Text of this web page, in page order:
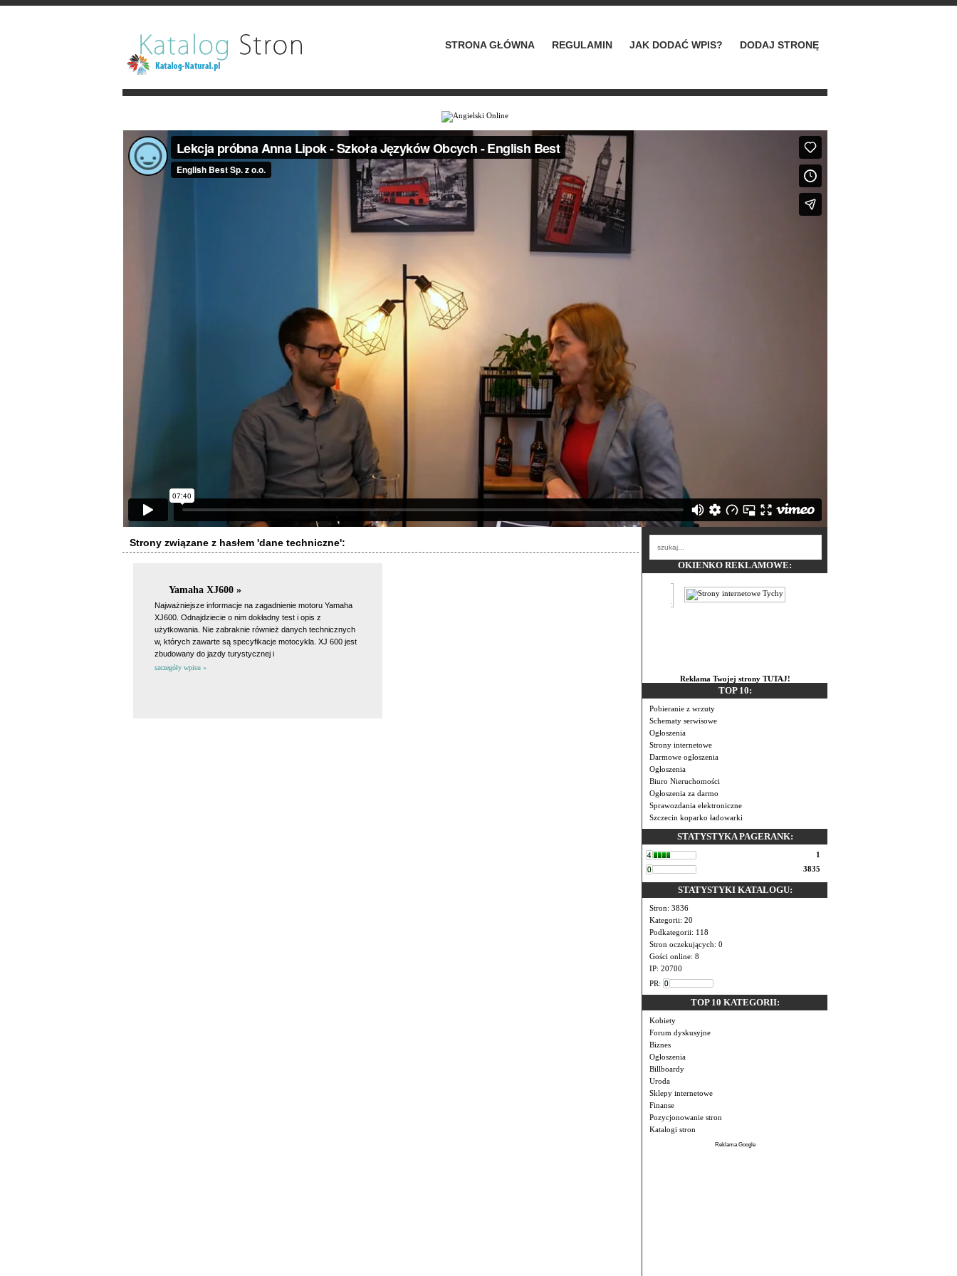
STRONA GŁÓWNA REGULAMIN JAK DODAĆ WPIS? DODAJ STRONĘ
OKIENKO REKLAMOWE:
Reklama Twojej strony TUTAJ!
TOP 10:
Pobieranie z wrzuty
Schematy serwisowe
Ogłoszenia
Strony internetowe
Darmowe ogłoszenia
Ogłoszenia
Biuro Nieruchomości
Ogłoszenia za darmo
Sprawozdania elektroniczne
Szczecin koparko ładowarki
STATYSTYKA PAGERANK:
1
3835
STATYSTYKI KATALOGU:
Stron: 3836
Kategorii: 20
Podkategorii: 118
Stron oczekujących: 0
Gości online: 8
IP: 20700
PR:
TOP 10 KATEGORII:
Kobiety
Forum dyskusyjne
Biznes
Ogłoszenia
Billboardy
Uroda
Sklepy internetowe
Finanse
Pozycjonowanie stron
Katalogi stron
Reklama Google
Strony związane z hasłem 'dane techniczne':
Yamaha XJ600 »
Najważniejsze informacje na zagadnienie motoru Yamaha
XJ600. Odnajdziecie o nim dokładny test i opis z
użytkowania. Nie zabraknie również danych technicznych
w, których zawarte są specyfikacje motocykla. XJ 600 jest
zbudowany do jazdy turystycznej i
szczegóły wpisu »